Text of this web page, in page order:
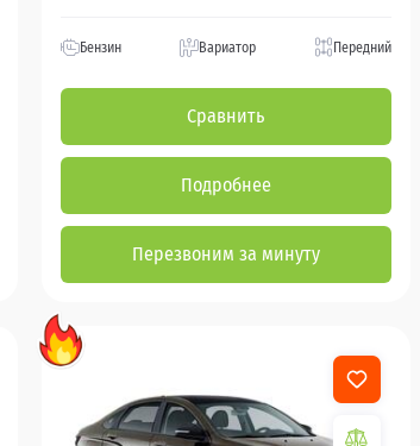
Бензин Вариатор Передний
Сравнить
Подробнее
Перезвоним за минуту